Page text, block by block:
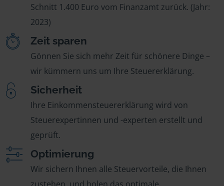
Schnitt 1.400 Euro vom Finanzamt zurück. (Jahr:
2023)
Zeit sparen
Gönnen Sie sich mehr Zeit für schönere Dinge –
wir kümmern uns um Ihre Steuererklärung.
Sicherheit
Ihre Einkommensteuererklärung wird von
Steuerexpertinnen und -experten erstellt und
geprüft.
Optimierung
Wir sichern Ihnen alle Steuervorteile, die Ihnen